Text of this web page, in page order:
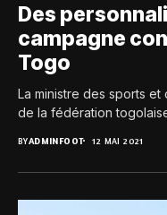
Des
campagne
Togo
La ministre des sports
de la fédération
BYADMINFOOT 12 MAI 2021